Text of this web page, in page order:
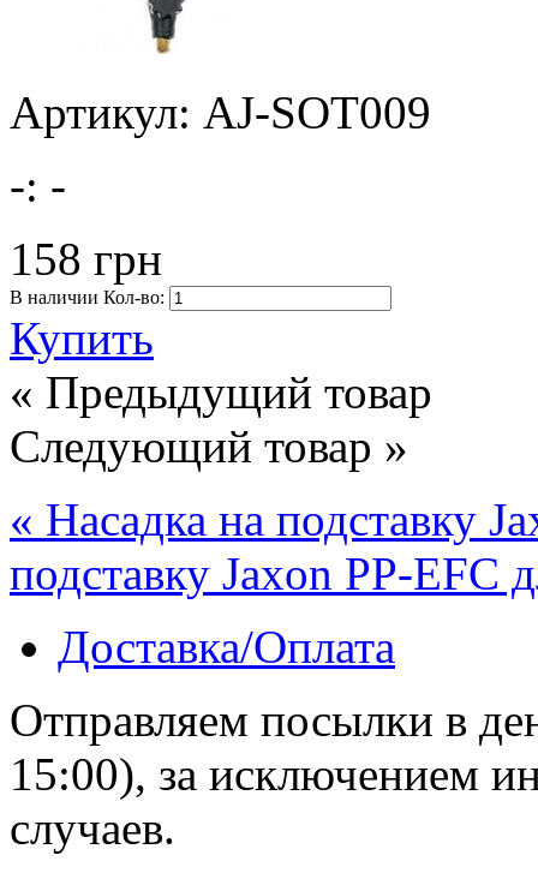
Артикул: AJ-SOT009
-: -
158 грн
В наличии Кол-во:
Купить
« Предыдущий товар
Следующий товар »
« Насадка на подставку
подставку Jaxon PP-EFC
Доставка/Оплата
Отправляем посылки в
15:00), за исключением
случаев.